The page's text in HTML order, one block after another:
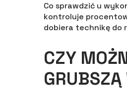
Co sprawdzić u
kontroluje
dobiera technikę do
CZY